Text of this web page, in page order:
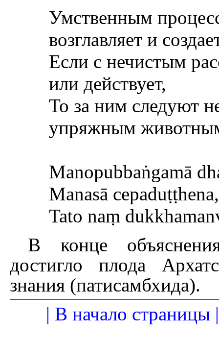
Умственным
возглавляет и
Если с нечистым
или действует,
То за ним следуют
упряжным
Manopubbaṅgamā
Manasā
Tato naṃ
В конце
достигло плода
знания (патисамбхида).
| В начало страницы |